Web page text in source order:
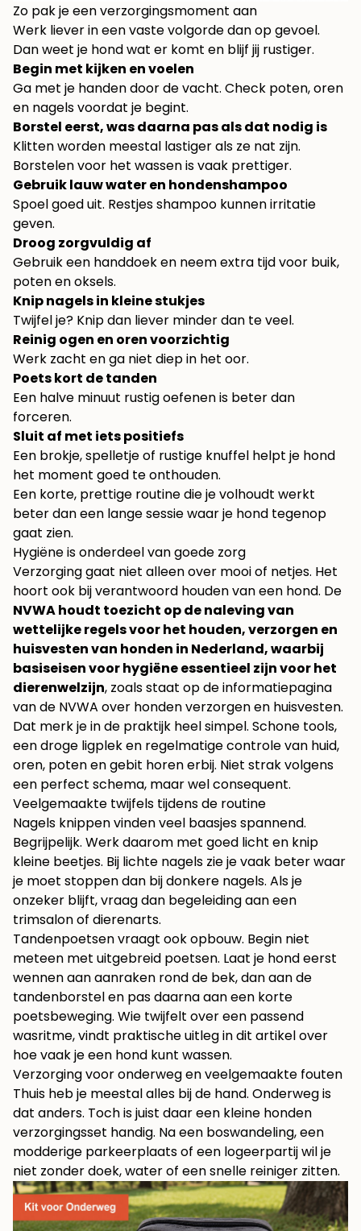
Zo pak je een verzorgingsmoment aan
Werk liever in een vaste volgorde dan op gevoel.
Dan weet je hond wat er komt en blijf jij rustiger.
Begin met kijken en voelen
Ga met je handen door de vacht. Check poten, oren
en nagels voordat je begint.
Borstel eerst, was daarna pas als dat nodig is
Klitten worden meestal lastiger als ze nat zijn.
Borstelen voor het wassen is vaak prettiger.
Gebruik lauw water en hondenshampoo
Spoel goed uit. Restjes shampoo kunnen irritatie
geven.
Droog zorgvuldig af
Gebruik een handdoek en neem extra tijd voor buik,
poten en oksels.
Knip nagels in kleine stukjes
Twijfel je? Knip dan liever minder dan te veel.
Reinig ogen en oren voorzichtig
Werk zacht en ga niet diep in het oor.
Poets kort de tanden
Een halve minuut rustig oefenen is beter dan
forceren.
Sluit af met iets positiefs
Een brokje, spelletje of rustige knuffel helpt je hond
het moment goed te onthouden.
Een korte, prettige routine die je volhoudt werkt
beter dan een lange sessie waar je hond tegenop
gaat zien.
Hygiëne is onderdeel van goede zorg
Verzorging gaat niet alleen over mooi of netjes. Het
hoort ook bij verantwoord houden van een hond. De
NVWA houdt toezicht op de naleving van
wettelijke regels voor het houden, verzorgen en
huisvesten van honden in Nederland, waarbij
basiseisen voor hygiëne essentieel zijn voor het
dierenwelzijn, zoals staat op deinformatiepagina
van de NVWA over honden verzorgen en huisvesten.
Dat merk je in de praktijk heel simpel. Schone tools,
een droge ligplek en regelmatige controle van huid,
oren, poten en gebit horen erbij. Niet strak volgens
een perfect schema, maar wel consequent.
Veelgemaakte twijfels tijdens de routine
Nagels knippen vinden veel baasjes spannend.
Begrijpelijk. Werk daarom met goed licht en knip
kleine beetjes. Bij lichte nagels zie je vaak beter waar
je moet stoppen dan bij donkere nagels. Als je
onzeker blijft, vraag dan begeleiding aan een
trimsalon of dierenarts.
Tandenpoetsen vraagt ook opbouw. Begin niet
meteen met uitgebreid poetsen. Laat je hond eerst
wennen aan aanraken rond de bek, dan aan de
tandenborstel en pas daarna aan een korte
poetsbeweging. Wie twijfelt over een passend
wasritme, vindt praktische uitleg in dit artikel over
hoe vaak je een hond kunt wassen.
Verzorging voor onderweg en veelgemaakte fouten
Thuis heb je meestal alles bij de hand. Onderweg is
dat anders. Toch is juist daar een kleine honden
verzorgingsset handig. Na een boswandeling, een
modderige parkeerplaats of een logeerpartij wil je
niet zonder doek, water of een snelle reiniger zitten.